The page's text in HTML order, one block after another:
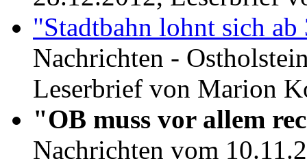
"Stadtbahn lohnt sich
Nachrichten -
Leserbrief von Marion
"OB muss vor allem
Nachrichten vom